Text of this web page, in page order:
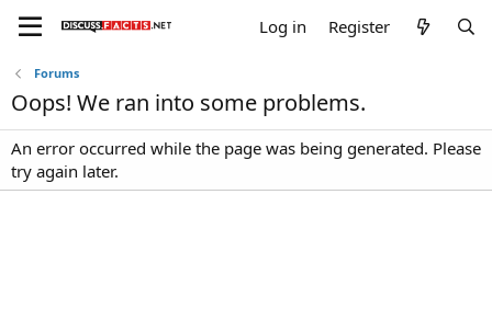
Log in Register
Forums
Oops! We ran into some problems.
An error occurred while the page was being generated. Please
try again later.